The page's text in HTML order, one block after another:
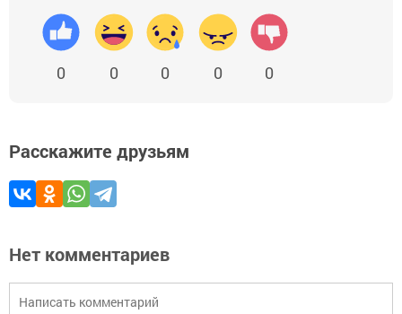
0 0 0 0 0
Расскажите друзьям
Нет комментариев